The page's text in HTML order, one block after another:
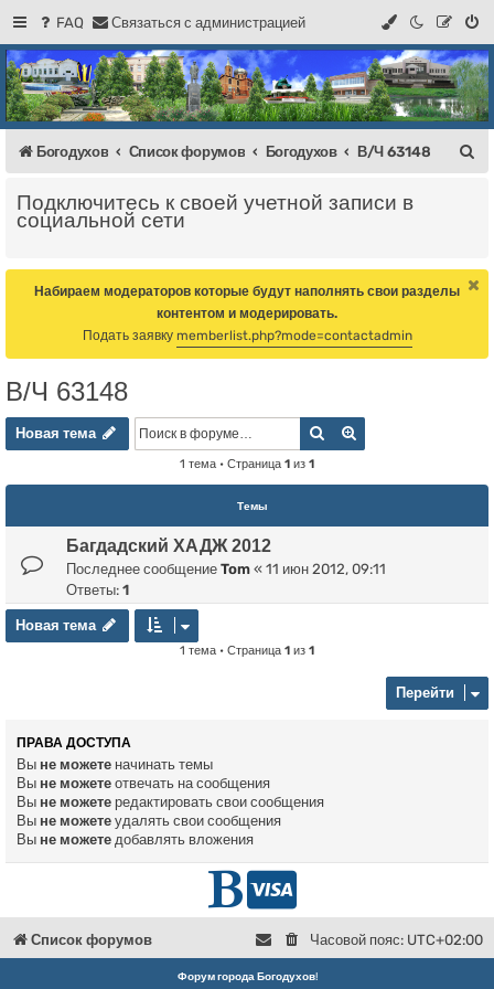
FAQ Связаться с администрацией
Регистрация
Форум Богодухова
Богодухов
Богодухов Список форумов Богодухов В/Ч 63148
к
Подключитесь к своей учетной записи в
социальной сети
Набираем модераторов которые будут наполнять свои разделы
контентом и модерировать.
Подать заявку memberlist.php?mode=contactadmin
В/Ч 63148
Новая тема
Новая тема Поиск
1 тема • Страница 1 из 1
Темы
Багдадский ХАДЖ 2012
Последнее сообщение Tom « 11 июн 2012, 09:11
Ответы: 1
Новая тема
Новая тема
1 тема • Страница 1 из 1
Перейти
ПРАВА ДОСТУПА
Вы не можете начинать темы
Вы не можете отвечать на сообщения
Вы не можете редактировать свои сообщения
Вы не можете удалять свои сообщения
Вы не можете добавлять вложения
Г
в
D
o
n
Список форумов Часовой пояс: UTC+02:00
Форум города Богодухов!